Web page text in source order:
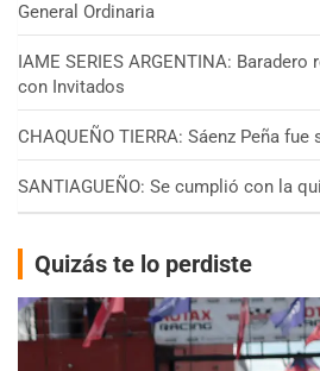
General Ordinaria
IAME SERIES ARGENTINA:
con Invitados
CHAQUEÑO TIERRA: Sáenz Peña
SANTIAGUEÑO: Se cumplió con la
Quizás te lo perdiste